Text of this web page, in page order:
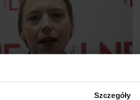
Szczegóły
EKSPERTA Sylwia